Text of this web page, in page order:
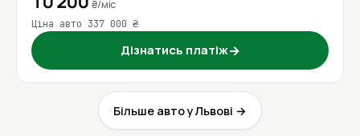
₴/міс
Ціна авто 337 000 ₴
Дізнатись платіж→
Більше авто у Львові →